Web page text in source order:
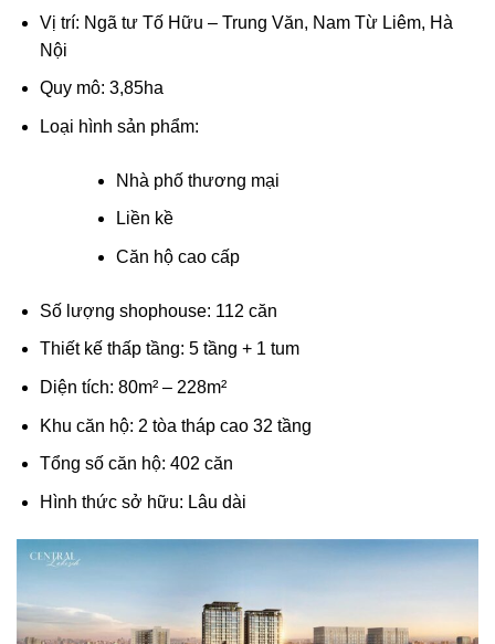
Vị trí: Ngã tư Tố Hữu – Trung Văn, Nam Từ Liêm, Hà
Nội
Quy mô: 3,85ha
Loại hình sản phẩm:
Nhà phố thương mại
Liền kề
Căn hộ cao cấp
Số lượng shophouse: 112 căn
Thiết kế thấp tầng: 5 tầng + 1 tum
Diện tích: 80m² – 228m²
Khu căn hộ: 2 tòa tháp cao 32 tầng
Tổng số căn hộ: 402 căn
Hình thức sở hữu: Lâu dài